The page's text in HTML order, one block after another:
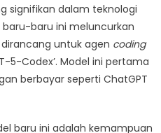
signifikan dalam teknologi
baru ini meluncurkan
untuk agen coding
5-Codex’. Model ini pertama
berbayar seperti ChatGPT
baru ini adalah kemampuan